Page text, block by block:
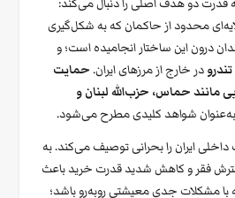
محدود از حاکمان که به شکل‌گیری
درون این ساختار انجامیده است؛ و
در خارج از مرزهای ایران.حمایت
مانند حماس، حزب‌الله لبنان و
شواهد کلیدی مطرح می‌شود.
ایران را بحرانی توصیف می‌کند. به
گسترش فقر و کاهش شدید قدرت خرید باعث
مشکلات جدی معیشتی روبه‌رو باشد؛